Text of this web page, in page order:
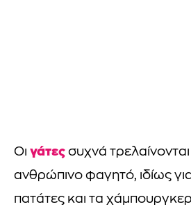
Οι γάτες συχνά τρελαίνονται
ανθρώπινο φαγητό, ιδίως
πατάτες και τα